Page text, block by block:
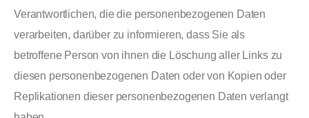
Verantwortlichen, die die personenbezogenen Daten
verarbeiten, darüber zu informieren, dass Sie als
betroffene Person von ihnen die Löschung aller Links zu
diesen personenbezogenen Daten oder von Kopien oder
Replikationen dieser personenbezogenen Daten verlangt